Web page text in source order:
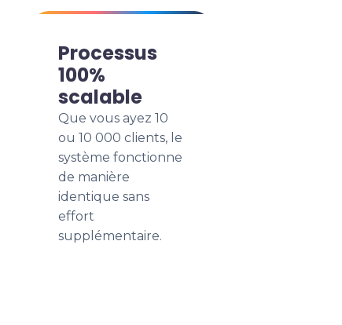
Processus
100%
scalable
Que vous ayez 10
ou 10 000 clients, le
système fonctionne
de manière
identique sans
effort
supplémentaire.